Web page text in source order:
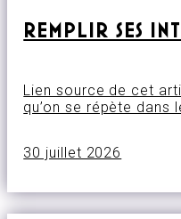
REMPLIR SES
Lien source de cet
qu’on se répète
30 juillet 2026